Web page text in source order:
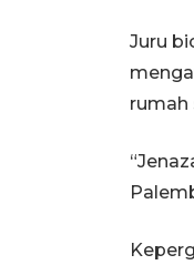
Juru
rumah